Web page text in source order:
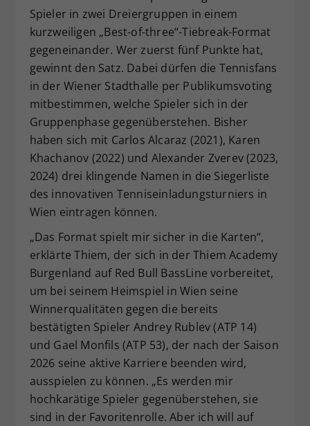
Spieler in zwei Dreiergruppen in einem
kurzweiligen „Best-of-three“-Tiebreak-Format
gegeneinander. Wer zuerst fünf Punkte hat,
gewinnt den Satz. Dabei dürfen die Tennisfans
in der Wiener Stadthalle per Publikumsvoting
mitbestimmen, welche Spieler sich in der
Gruppenphase gegenüberstehen. Bisher
haben sich mit Carlos Alcaraz (2021), Karen
Khachanov (2022) und Alexander Zverev (2023,
2024) drei klingende Namen in die Siegerliste
des innovativen Tenniseinladungsturniers in
Wien eintragen können.
„Das Format spielt mir sicher in die Karten“,
erklärte Thiem, der sich in der Thiem Academy
Burgenland auf Red Bull BassLine vorbereitet,
um bei seinem Heimspiel in Wien seine
Winnerqualitäten gegen die bereits
bestätigten Spieler Andrey Rublev (ATP 14)
und Gael Monfils (ATP 53), der nach der Saison
2026 seine aktive Karriere beenden wird,
ausspielen zu können. „Es werden mir
hochkarätige Spieler gegenüberstehen, sie
sind in der Favoritenrolle. Aber ich will auf